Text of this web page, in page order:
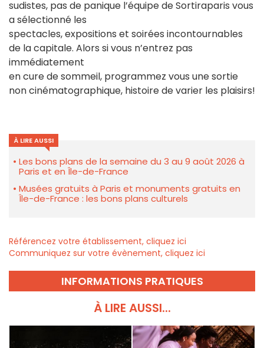
sudistes, pas de panique l’équipe de Sortiraparis vous
a sélectionné les
spectacles, expositions et soirées incontournables
de la capitale. Alors si vous n’entrez pas
immédiatement
en cure de sommeil, programmez vous une sortie
non cinématographique, histoire de varier les plaisirs!
À LIRE AUSSI
Les bons plans de la semaine du 3 au 9 août 2026 à
Paris et en Île-de-France
Musées gratuits à Paris et monuments gratuits en
Île-de-France : les bons plans culturels
Référencez votre établissement, cliquez ici
Communiquez sur votre évènement, cliquez ici
INFORMATIONS PRATIQUES
À LIRE AUSSI...